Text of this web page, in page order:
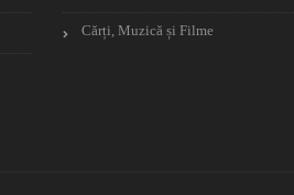
Cărți, Muzică și Filme